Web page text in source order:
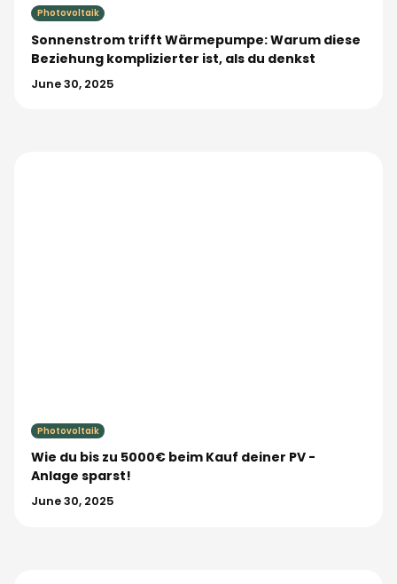
Photovoltaik
Sonnenstrom trifft Wärmepumpe: Warum diese
Beziehung komplizierter ist, als du denkst
June 30, 2025
Photovoltaik
Wie du bis zu 5000€ beim Kauf deiner PV -
Anlage sparst!
June 30, 2025